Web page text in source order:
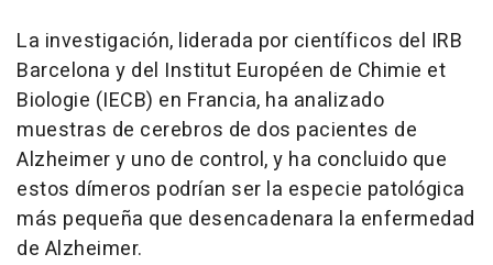
La investigación, liderada por científicos del IRB
Barcelona y del Institut Européen de Chimie et
Biologie (IECB) en Francia, ha analizado
muestras de cerebros de dos pacientes de
Alzheimer y uno de control, y ha concluido que
estos dímeros podrían ser la especie patológica
más pequeña que desencadenara la enfermedad
de Alzheimer.